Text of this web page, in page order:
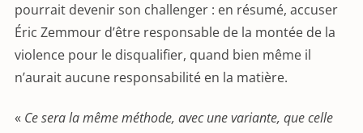
pourrait devenir son challenger : en résumé, accuser
Éric Zemmour d’être responsable de la montée de la
violence pour le disqualifier, quand bien même il
n’aurait aucune responsabilité en la matière.
« Ce sera la même méthode, avec une variante, que celle